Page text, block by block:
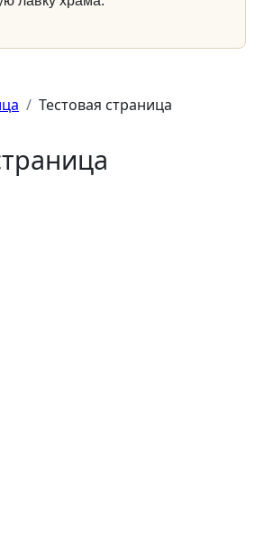
Тестовая страница